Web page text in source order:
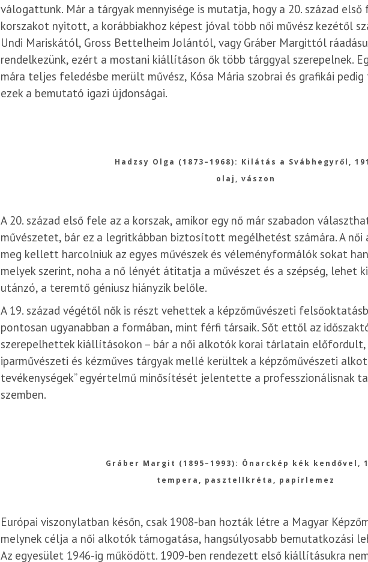
válogattunk. Már a tárgyak mennyisége is mutatja, hogy a 20. század
korszakot nyitott, a korábbiakhoz képest jóval több női művész kezétől
Undi Mariskától, Gross Bettelheim Jolántól, vagy Gráber Margittól
rendelkezünk, ezért a mostani kiállításon ők több tárggyal szerepelnek.
mára teljes feledésbe merült művész, Kósa Mária szobrai és grafikái
ezek a bemutató igazi újdonságai.
Hadzsy Olga (1873–1968): Kilátás a Svábhegyről,
olaj, vászon
A 20. század első fele az a korszak, amikor egy nő már szabadon
művészetet, bár ez a legritkábban biztosított megélhetést számára. A
meg kellett harcolniuk az egyes művészek és véleményformálók sokat
melyek szerint, noha a nő lényét átitatja a művészet és a szépség, lehet
utánzó, a teremtő géniusz hiányzik belőle.
A 19. század végétől nők is részt vehettek a képzőművészeti
pontosan ugyanabban a formában, mint férfi társaik. Sőt ettől az
szerepelhettek kiállításokon – bár a női alkotók korai tárlatain előfordult,
iparművészeti és kézműves tárgyak mellé kerültek a képzőművészeti
tevékenységek” egyértelmű minősítését jelentette a professzionálisnak
szemben.
Gráber Margit (1895–1993): Önarckép kék kendővel,
tempera, pasztellkréta, papírlemez
Európai viszonylatban későn, csak 1908-ban hozták létre a Magyar
melynek célja a női alkotók támogatása, hangsúlyosabb bemutatkozási
Az egyesület 1946-ig működött. 1909-ben rendezett első kiállításukra